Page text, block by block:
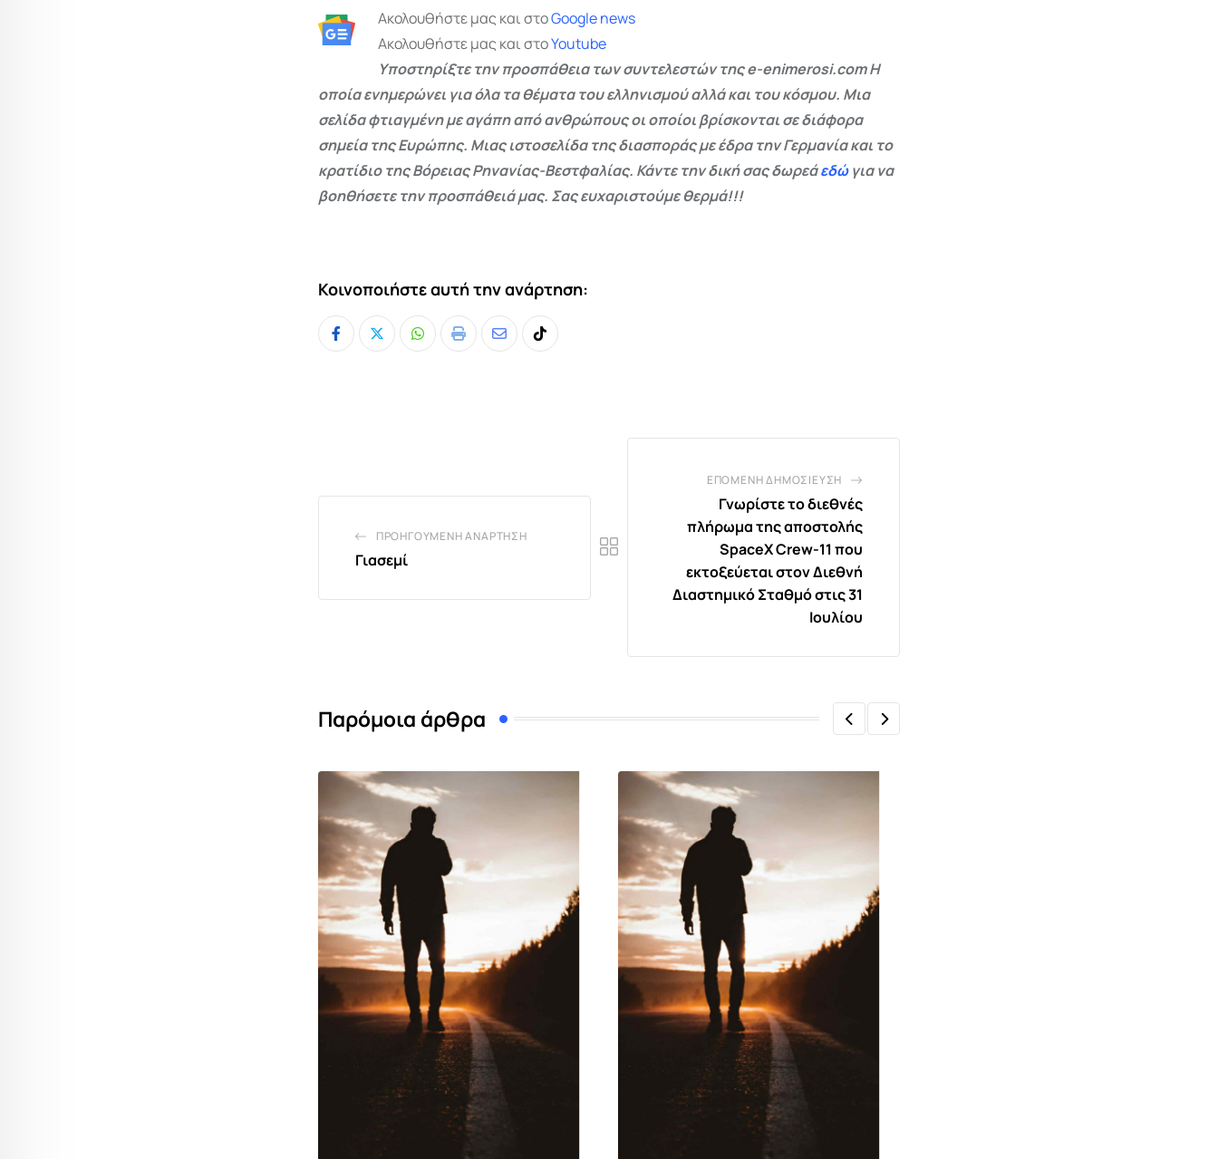
Ακολουθήστε μας και στοGooglenews
Ακολουθήστε μας και στοYoutube
Υποστηρίξτε την προσπάθεια των συντελεστών της e-enimerosi.com Η
οποία ενημερώνει για όλα τα θέματα του ελληνισμού αλλά και του κόσμου. Μια
σελίδα φτιαγμένη με αγάπη από ανθρώπους οι οποίοι βρίσκονται σε διάφορα
σημεία της Ευρώπης. Μιας ιστοσελίδα της διασποράς με έδρα την Γερμανία και το
κρατίδιο της Βόρειας Ρηνανίας-Βεστφαλίας. Κάντε την δική σας δωρεάεδώγια να
βοηθήσετε την προσπάθειά μας. Σας ευχαριστούμε θερμά!!!
Κοινοποιήστε αυτή την ανάρτηση:
Whatsapp
Print
ShareTiktok
ΠΡΟΗΓΟΎΜΕΝΗ ΑΝΆΡΤΗΣΗ
Γιασεμί
ΕΠΌΜΕΝΗ ΔΗΜΟΣΊΕΥΣΗ
Γνωρίστε το διεθνές
πλήρωμα της αποστολής
SpaceX Crew-11 που
εκτοξεύεται στον Διεθνή
Διαστημικό Σταθμό στις 31
Ιουλίου
Παρόμοια άρθρα